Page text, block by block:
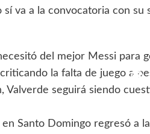
va a la convocatoria con su
del mejor Messi para
la falta de juego a
Valverde seguirá siendo
Santo Domingo regresó a